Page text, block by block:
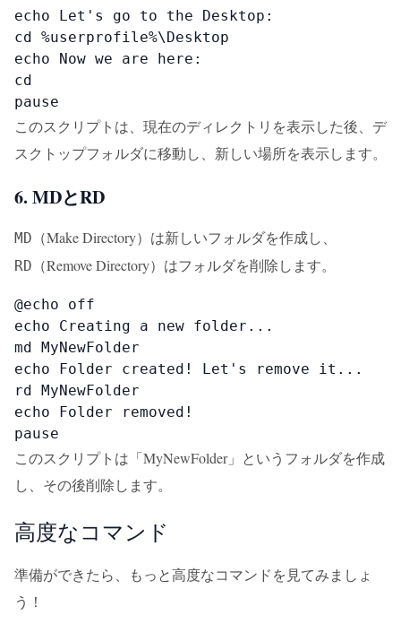
echo Let's go to the Desktop:
cd %userprofile%\Desktop
echo Now we are here:
cd
pause
このスクリプトは、現在のディレクトリを表示した後、デ
スクトップフォルダに移動し、新しい場所を表示します。
6. MDとRD
MD （Make Directory）は新しいフォルダを作成し、
RD （Remove Directory）はフォルダを削除します。
@echo off
echo Creating a new folder...
md MyNewFolder
echo Folder created! Let's remove it...
rd MyNewFolder
echo Folder removed!
pause
このスクリプトは「MyNewFolder」というフォルダを作成
し、その後削除します。
高度なコマンド
準備ができたら、もっと高度なコマンドを見てみましょ
う！